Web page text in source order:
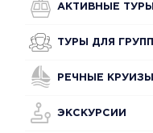
АКТИВНЫЕ ТУРЫ
ТУРЫ ДЛЯ ГРУПП
РЕЧНЫЕ КРУИЗЫ
ЭКСКУРСИИ